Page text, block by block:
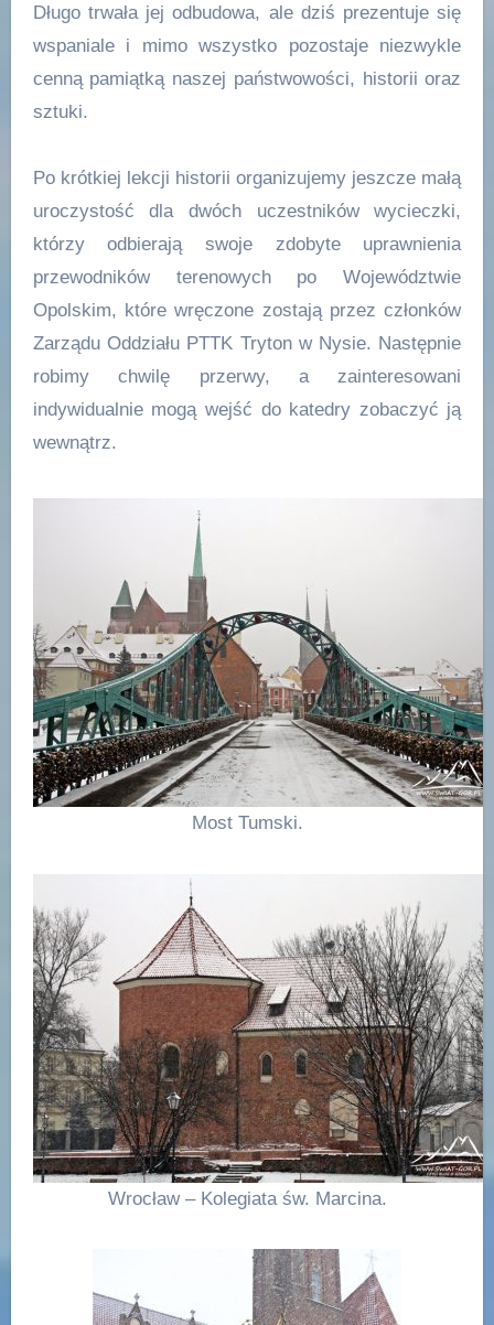
Długo trwała jej odbudowa, ale dziś prezentuje się
wspaniale i mimo wszystko pozostaje niezwykle
cenną pamiątką naszej państwowości, historii oraz
sztuki.
Po krótkiej lekcji historii organizujemy jeszcze małą
uroczystość dla dwóch uczestników wycieczki,
którzy odbierają swoje zdobyte uprawnienia
przewodników terenowych po Województwie
Opolskim, które wręczone zostają przez członków
Zarządu Oddziału PTTK Tryton w Nysie. Następnie
robimy chwilę przerwy, a zainteresowani
indywidualnie mogą wejść do katedry zobaczyć ją
wewnątrz.
Most Tumski.
Wrocław – Kolegiata św. Marcina.